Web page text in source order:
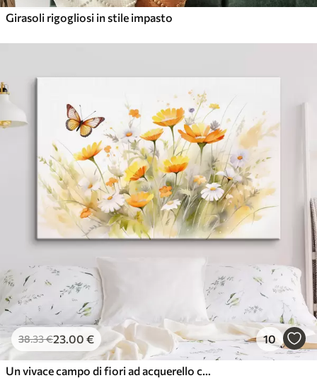
Girasoli rigogliosi in stile impasto
38.33€23.00 € 10
Un vivace campo di fiori ad acquerello con margherite bianche e arancioni e una farfalla che svolazza nelle vicinanze